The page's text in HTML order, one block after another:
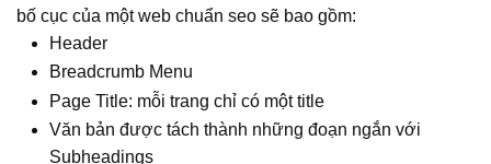
bố cục của một web chuẩn seo sẽ bao gồm:
Header
Breadcrumb Menu
Page Title: mỗi trang chỉ có một title
Văn bản được tách thành những đoạn ngắn với
Subheadings